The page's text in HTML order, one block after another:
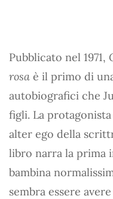
Pubblicato nel 1971,
rosa è il primo di
autobiografici che
figli. La
alter ego della
libro narra la prima
bambina
sembra essere